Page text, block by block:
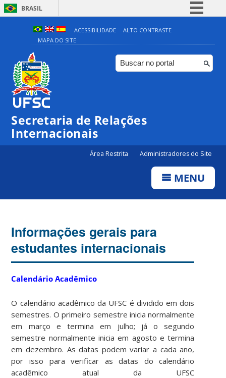
BRASIL
Simplifique!
Comunica BR
Participe
ACESSIBILIDADE
ALTO CONTRASTE
MAPA DO SITE
Secretaria de Relações
Internacionais
Área Restrita Administradores do Site
MENU
Informações gerais para
estudantes internacionais
Calendário Acadêmico
O calendário acadêmico da UFSC é dividido em dois
semestres. O primeiro semestre inicia normalmente
em março e termina em julho; já o segundo
semestre normalmente inicia em agosto e termina
em dezembro. As datas podem variar a cada ano,
por isso para verificar as datas do calendário
acadêmico atual da UFSC